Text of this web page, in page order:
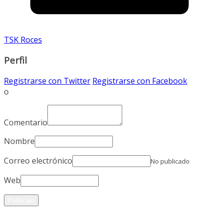
TSK Roces
Perfil
Registrarse con Twitter Registrarse con Facebook
o
Comentario
Nombre
Correo electrónico
No publicado
Web